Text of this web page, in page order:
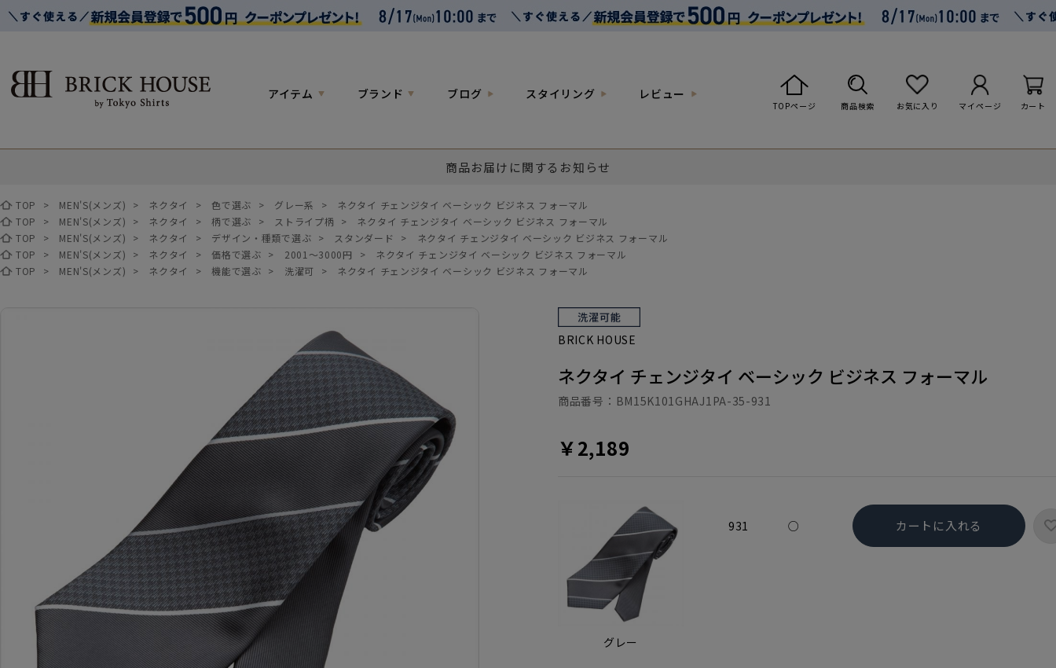
アイテム ブランド ブログ スタイリング レビュー
TOPページ 商品検索 お気に入り マイページ カート
商品お届けに関するお知らせ
TOP > MEN'S(メンズ) > ネクタイ > 色で選ぶ > グレー系 >
ネクタイ チェンジタイ ベーシック ビジネス フォーマル
TOP
> MEN'S(メンズ) > ネクタイ > 柄で選ぶ > ストライプ柄 >
ネクタイ チェンジタイ ベーシック ビジネス フォーマル
TOP
> MEN'S(メンズ) > ネクタイ > デザイン・種類で選ぶ > スタンダード >
ネクタイ チェンジタイ ベーシック ビジネス フォーマル
TOP
> MEN'S(メンズ) > ネクタイ > 価格で選ぶ > 2001～3000円 >
ネクタイ チェンジタイ ベーシック ビジネス フォーマル
TOP
> MEN'S(メンズ) > ネクタイ > 機能で選ぶ > 洗濯可 > ネクタイ チェンジタイ ベーシック ビジネス フォーマル
BRICK HOUSE
ネクタイ チェンジタイ ベーシック ビジネス フォーマル
￥2,189
商品番号： BM15K101GHAJ1PA-35-931
グレー
931 ○ カートに入れる